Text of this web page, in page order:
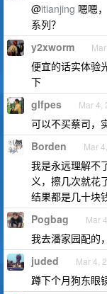
@itianjing 嗯嗯
系列？
y2xworm
便宜的话实体验
下
glfpes Mar 4,
可以不买蔡司，
Borden Mar
我是永远理解不
义，擦几次就花
结果都是几十块
Pogbag Mar
我去潘家园配的
juded Mar 4,
蹲下个月狗东眼